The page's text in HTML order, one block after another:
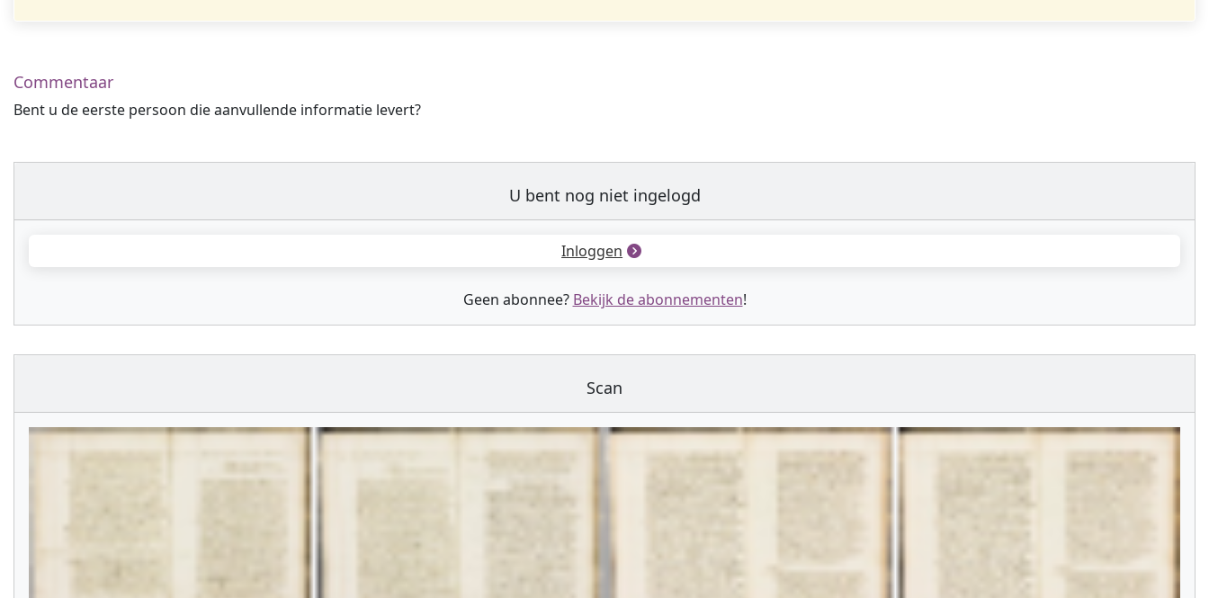
Commentaar
Bent u de eerste persoon die aanvullende informatie levert?
U bent nog niet ingelogd
Inloggen
Geen abonnee? Bekijk de abonnementen!
Scan